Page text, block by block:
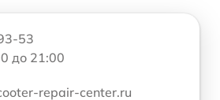
53
до 21:00
repair-center.ru